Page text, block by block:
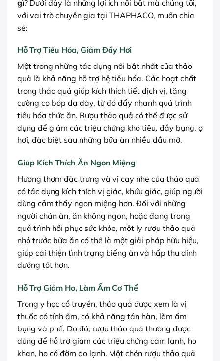
gì? Dưới đây là những lợi ích nổi bật mà chúng tôi,
với vai trò chuyên gia tại THAPHACO, muốn chia
sẻ:
Hỗ Trợ Tiêu Hóa, Giảm Đầy Hơi
Một trong những tác dụng nổi bật nhất của thảo
quả là khả năng hỗ trợ hệ tiêu hóa. Các hoạt chất
trong thảo quả giúp kích thích tiết dịch vị, tăng
cường co bóp dạ dày, từ đó đẩy nhanh quá trình
tiêu hóa thức ăn. Rượu thảo quả có thể được sử
dụng để giảm các triệu chứng khó tiêu, đầy bụng, ợ
hơi, đặc biệt sau những bữa ăn nhiều dầu mỡ.
Giúp Kích Thích Ăn Ngon Miệng
Hương thơm đặc trưng và vị cay nhẹ của thảo quả
có tác dụng kích thích vị giác, khứu giác, giúp người
dùng cảm thấy ngon miệng hơn. Đối với những
người chán ăn, ăn không ngon, hoặc đang trong
quá trình hồi phục sức khỏe, một ly rượu thảo quả
nhỏ trước bữa ăn có thể là một giải pháp hữu hiệu,
giúp cải thiện tình trạng biếng ăn và hấp thu dinh
dưỡng tốt hơn.
Hỗ Trợ Giảm Ho, Làm Ấm Cơ Thể
Trong y học cổ truyền, thảo quả được xem là vị
thuốc có tính ấm, có khả năng tán hàn, làm ấm
bụng và phế. Do đó, rượu thảo quả thường được
dùng để hỗ trợ giảm các triệu chứng cảm lạnh, ho
khan, ho có đờm do lạnh. Một chén rượu thảo quả